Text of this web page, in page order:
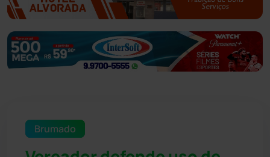
Brumado